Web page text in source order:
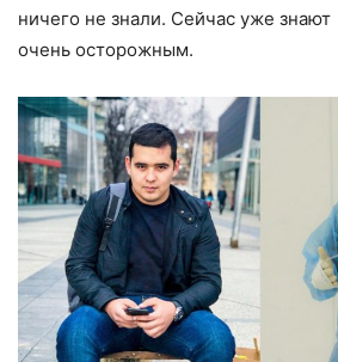
ничего не знали. Сейчас уже
очень осторожным.